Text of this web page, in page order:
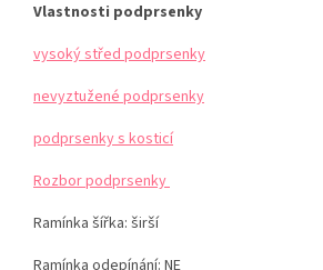
Vlastnosti podprsenky
vysoký střed podprsenky
nevyztužené podprsenky
podprsenky s kosticí
Rozbor podprsenky
Ramínka šířka: širší